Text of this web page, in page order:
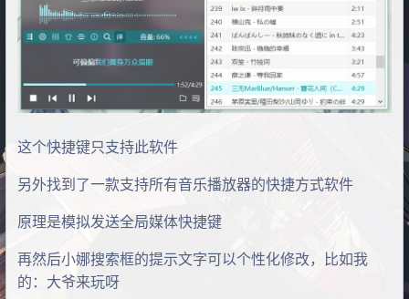
这个快捷键只支持此软件
另外找到了一款支持所有音乐播放器的快捷方式软件
原理是模拟发送全局媒体快捷键
再然后小娜搜索框的提示文字可以个性化修改，比如我
的：大爷来玩呀